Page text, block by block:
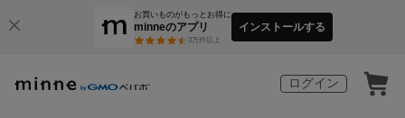
お買いものがもっとお得に
minneのアプリ
3万件以上
インストールする
ログイン